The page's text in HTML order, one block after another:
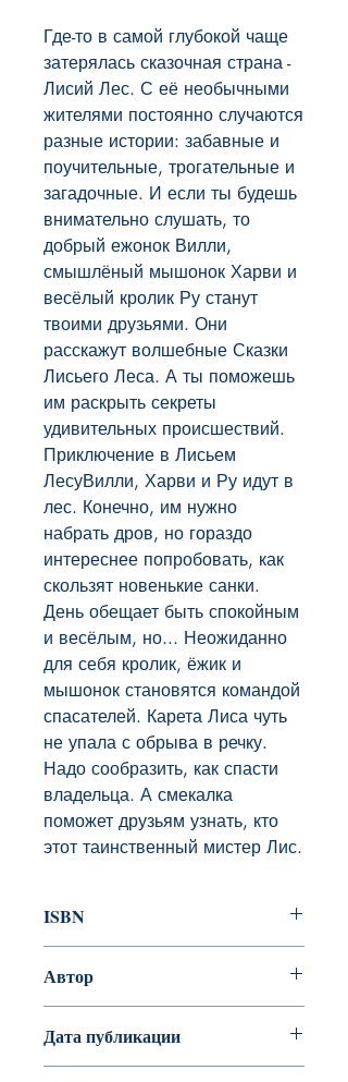
Где-то в самой глубокой чаще
затерялась сказочная страна -
Лисий Лес. С её необычными
жителями постоянно случаются
разные истории: забавные и
поучительные, трогательные и
загадочные. И если ты будешь
внимательно слушать, то
добрый ежонок Вилли,
смышлёный мышонок Харви и
весёлый кролик Ру станут
твоими друзьями. Они
расскажут волшебные Сказки
Лисьего Леса. А ты поможешь
им раскрыть секреты
удивительных происшествий.
Приключение в Лисьем
ЛесуВилли, Харви и Ру идут в
лес. Конечно, им нужно
набрать дров, но гораздо
интереснее попробовать, как
скользят новенькие санки.
День обещает быть спокойным
и весёлым, но... Неожиданно
для себя кролик, ёжик и
мышонок становятся командой
спасателей. Карета Лиса чуть
не упала с обрыва в речку.
Надо сообразить, как спасти
владельца. А смекалка
поможет друзьям узнать, кто
этот таинственный мистер Лис.
ISBN
Автор
Дата публикации